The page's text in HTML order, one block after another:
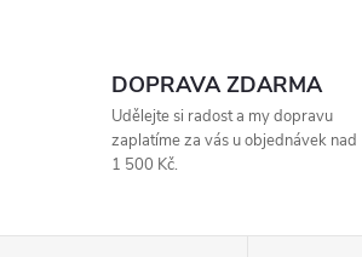
DOPRAVA ZDARMA
Udělejte si radost a my dopravu
zaplatíme za vás u objednávek nad
1 500 Kč.